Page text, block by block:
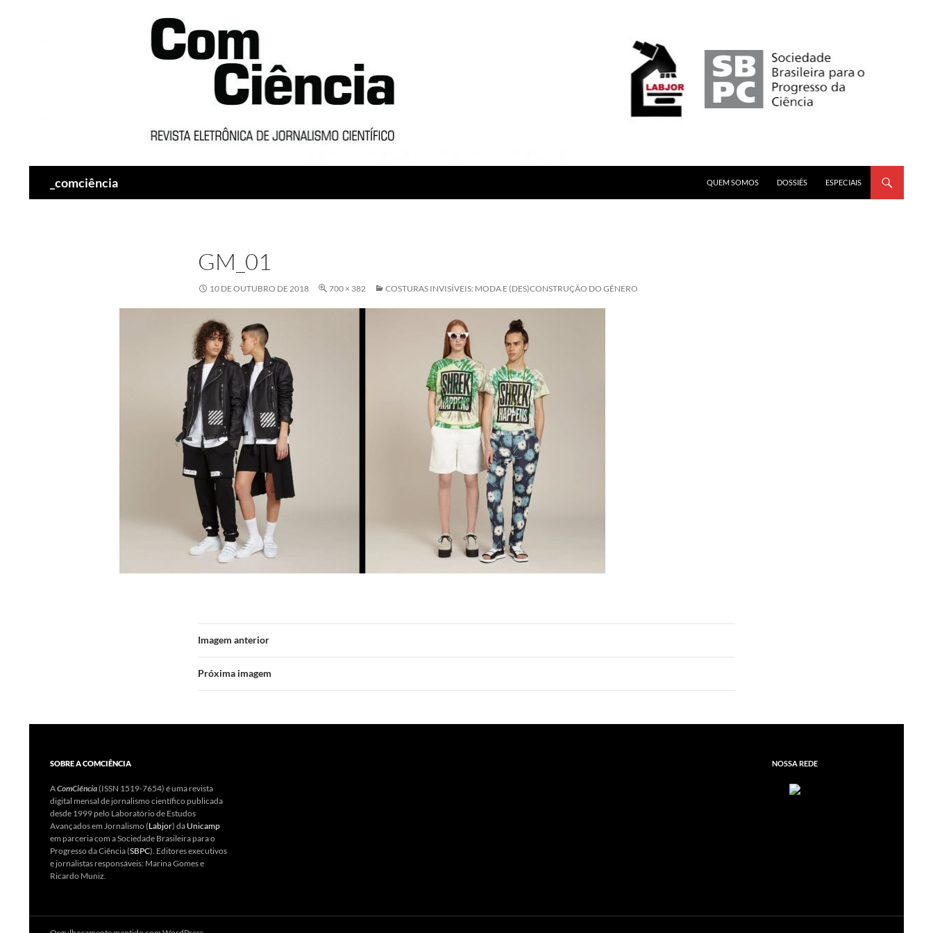
_comciência
QUEM SOMOS
DOSSIÊS ESPECIAIS
GM_01
10 DE OUTUBRO DE 2018 700 × 382 COSTURAS INVISÍVEIS: MODA E (DES)CONSTRUÇÃO DO GÊNERO
Imagem anterior
Próxima imagem
SOBRE A COMCIÊNCIA
AComCiência(ISSN 1519-7654) é uma revista
digital mensal de jornalismo científico publicada
desde 1999 pelo Laboratório de Estudos
Avançados em Jornalismo (Labjor) da Unicamp
em parceria com a Sociedade Brasileira para o
Progresso da Ciência (SBPC). Editores executivos
e jornalistas responsáveis: Marina Gomes e
Ricardo Muniz.
NOSSA REDE